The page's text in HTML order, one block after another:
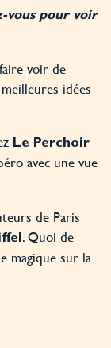
vous pour voir
voir de
idées
Le Perchoir
avec une vue
de Paris
. Quoi de
magique sur la